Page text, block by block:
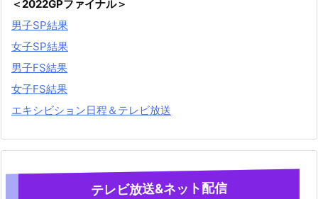
＜2022GPファイナル＞
男子SP結果
女子SP結果
男子FS結果
女子FS結果
エキシビション日程＆テレビ放送
テレビ放送&ネット配信